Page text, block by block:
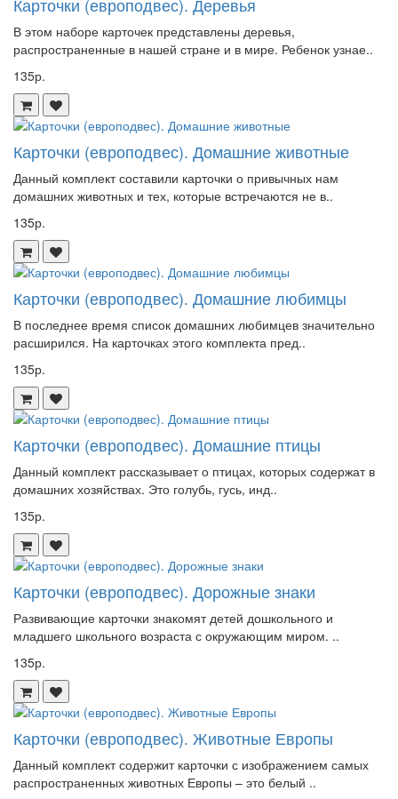
В этом наборе карточек представлены деревья,
распространенные в нашей стране и в мире. Ребенок узнае..
135р.
Карточки (европодвес). Домашние животные
Данный комплект составили карточки о привычных нам
домашних животных и тех, которые встречаются не в..
135р.
Карточки (европодвес). Домашние любимцы
В последнее время список домашних любимцев значительно
расширился. На карточках этого комплекта пред..
135р.
Карточки (европодвес). Домашние птицы
Данный комплект рассказывает о птицах, которых содержат в
домашних хозяйствах. Это голубь, гусь, инд..
135р.
Карточки (европодвес). Дорожные знаки
Развивающие карточки знакомят детей дошкольного и
младшего школьного возраста с окружающим миром. ..
135р.
Карточки (европодвес). Животные Европы
Данный комплект содержит карточки с изображением самых
распространенных животных Европы – это белый ..